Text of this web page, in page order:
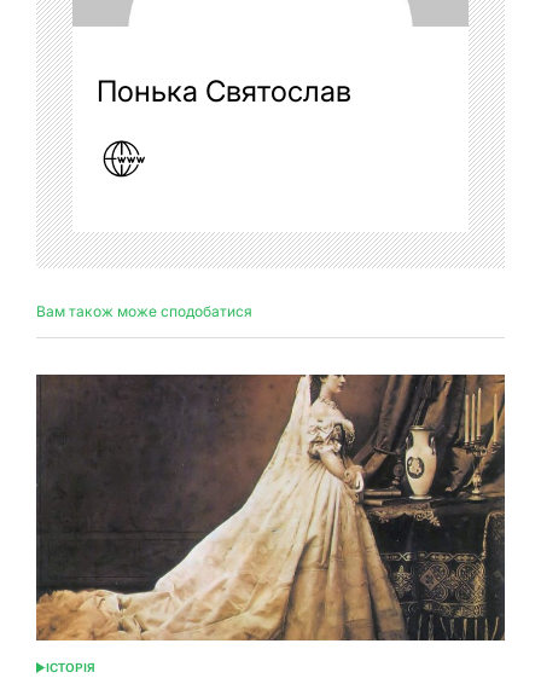
Понька Святослав
Вам також може сподобатися
ОПУБЛІКУВАТИ
ІСТОРІЯ